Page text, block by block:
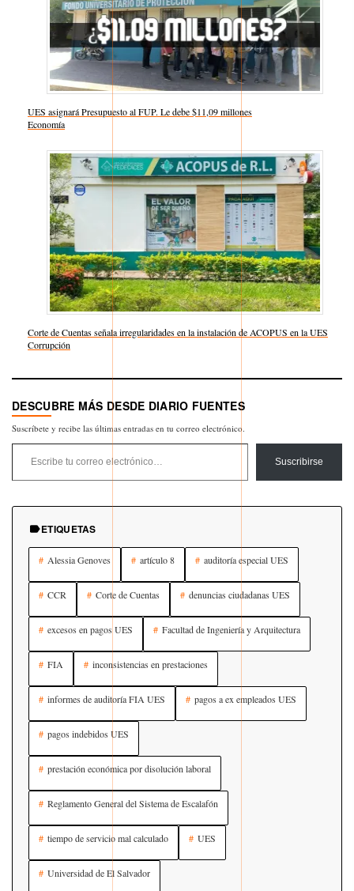
UES asignará Presupuesto al FUP. Le debe $11,09 millones
Respecto a
Economía
Corte de Cuentas señala irregularidades en la instalación de ACOPUS en la UES
Respecto a
Corrupción
DESCUBRE MÁS DESDE DIARIO FUENTES
Suscríbete y recibe las últimas entradas en tu correo electrónico.
Escribe tu correo electrónico…
Suscribirse
ETIQUETAS
Alessia Genoves artículo 8 auditoría especial UES
CCR Corte de Cuentas denuncias ciudadanas UES
excesos en pagos UES Facultad de Ingeniería y Arquitectura
FIA inconsistencias en prestaciones
informes de auditoría FIA UES pagos a ex empleados UES
pagos indebidos UES
prestación económica por disolución laboral
Reglamento General del Sistema de Escalafón
tiempo de servicio mal calculado UES
Universidad de El Salvador